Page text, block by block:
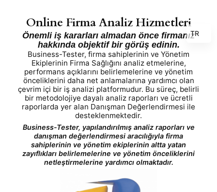
Online Firma Analiz Hizmetleri
Önemli iş kararları almadan önce firmanız
hakkında objektif bir görüş edinin.
Business-Tester, firma sahiplerinin ve Yönetim
Ekiplerinin Firma Sağlığını analiz etmelerine,
performans açıklarını belirlemelerine ve yönetim
önceliklerini daha net anlamalarına yardımcı olan
çevrim içi bir iş analizi platformudur. Bu süreç, belirli
bir metodolojiye dayalı analiz raporları ve ücretli
raporlarda yer alan Danışman Değerlendirmesi ile
desteklenmektedir.
Business-Tester, yapılandırılmış analiz raporları ve
danışman değerlendirmesi aracılığıyla firma
sahiplerinin ve yönetim ekiplerinin altta yatan
zayıflıkları belirlemelerine ve yönetim önceliklerini
netleştirmelerine yardımcı olmaktadır.
TR